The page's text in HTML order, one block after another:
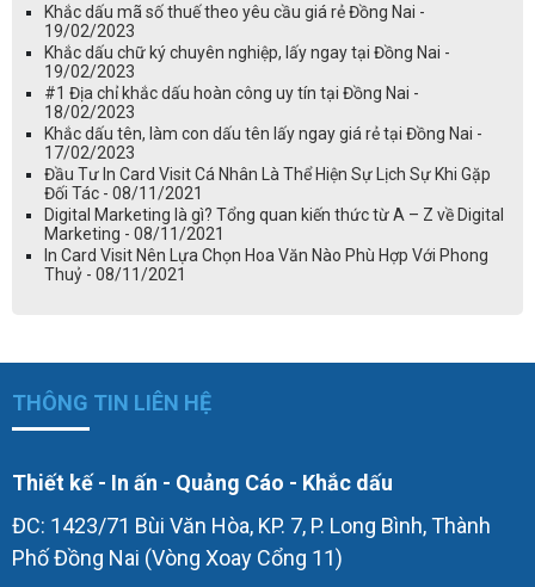
Khắc dấu mã số thuế theo yêu cầu giá rẻ Đồng Nai -
19/02/2023
Khắc dấu chữ ký chuyên nghiệp, lấy ngay tại Đồng Nai -
19/02/2023
#1 Địa chỉ khắc dấu hoàn công uy tín tại Đồng Nai -
18/02/2023
Khắc dấu tên, làm con dấu tên lấy ngay giá rẻ tại Đồng Nai -
17/02/2023
Đầu Tư In Card Visit Cá Nhân Là Thể Hiện Sự Lịch Sự Khi Gặp
Đối Tác - 08/11/2021
Digital Marketing là gì? Tổng quan kiến thức từ A – Z về Digital
Marketing - 08/11/2021
In Card Visit Nên Lựa Chọn Hoa Văn Nào Phù Hợp Với Phong
Thuỷ - 08/11/2021
THÔNG TIN LIÊN HỆ
Thiết kế - In ấn - Quảng Cáo - Khắc dấu
ĐC: 1423/71 Bùi Văn Hòa, KP. 7, P. Long Bình, Thành
Phố Đồng Nai (Vòng Xoay Cổng 11)